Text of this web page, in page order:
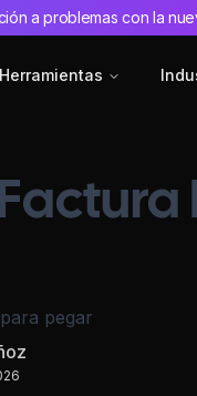
a problemas con la
Herramientas
pegar